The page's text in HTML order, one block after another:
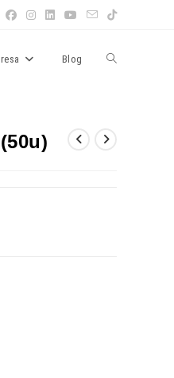
Blog Alternar